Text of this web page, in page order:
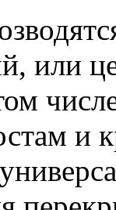
или
и